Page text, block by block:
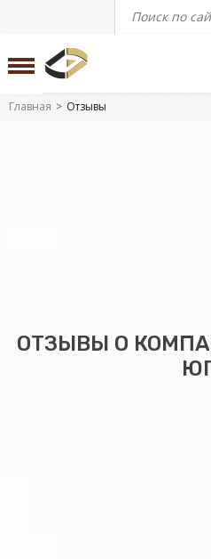
Главная Отзывы
ОТЗЫВЫ О